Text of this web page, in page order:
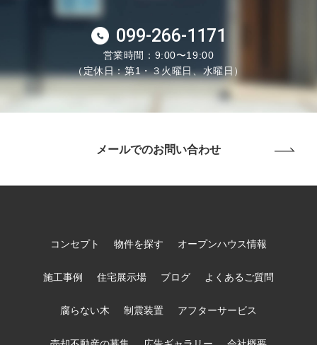
099-266-1171
営業時間：9:00〜19:00
（定休日：第1・３火曜日、水曜日）
メールでのお問い合わせ
コンセプト 物件を探す オープンハウス情報
施工事例 住宅展示場 ブログ よくあるご質問
腐らない木 制震装置 アフターサービス